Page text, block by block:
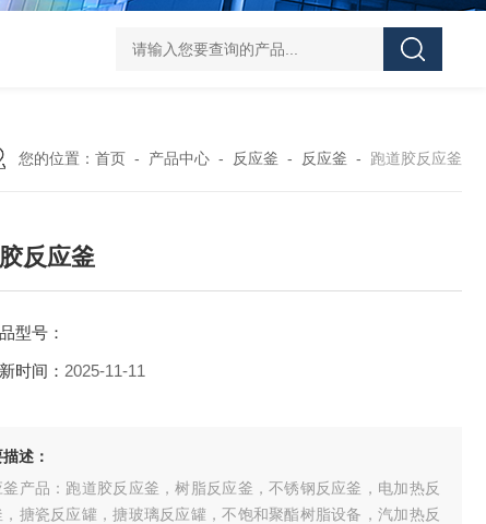
Z shaped blade sigma mixerZ型捏合机 Vacuum Kneader真
您的位置： 首页 - 产品中心 - 反应釜 - 反应釜 - 跑道胶反应釜
反应釜
型号：
时间： 2025-11-11
述：
釜产品：跑道胶反应釜，树脂反应釜，不锈钢反应釜，电加热反
，搪瓷反应罐，搪玻璃反应罐，不饱和聚酯树脂设备，汽加热反